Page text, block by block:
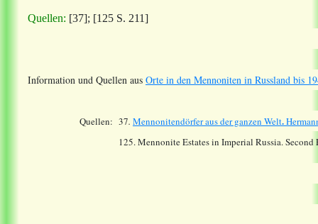
Quellen: [37]; [125 S. 211]
Information und Quellen aus Orte in den Mennoniten in Russland bis
Quellen: 37. Mennonitendörfer aus der ganzen Welt.
125. Mennonite Estates in Imperial Russia.